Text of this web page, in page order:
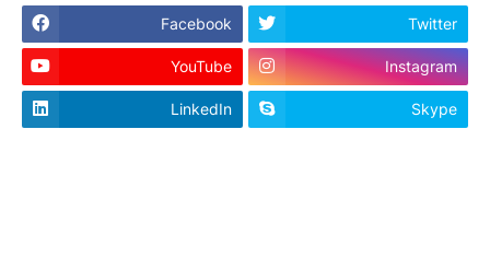
Facebook Twitter
YouTube Instagram
LinkedIn Skype